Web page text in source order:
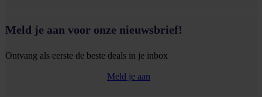
Meld je aan voor onze nieuwsbrief!
Ontvang als eerste de beste deals in je inbox
Meld je aan